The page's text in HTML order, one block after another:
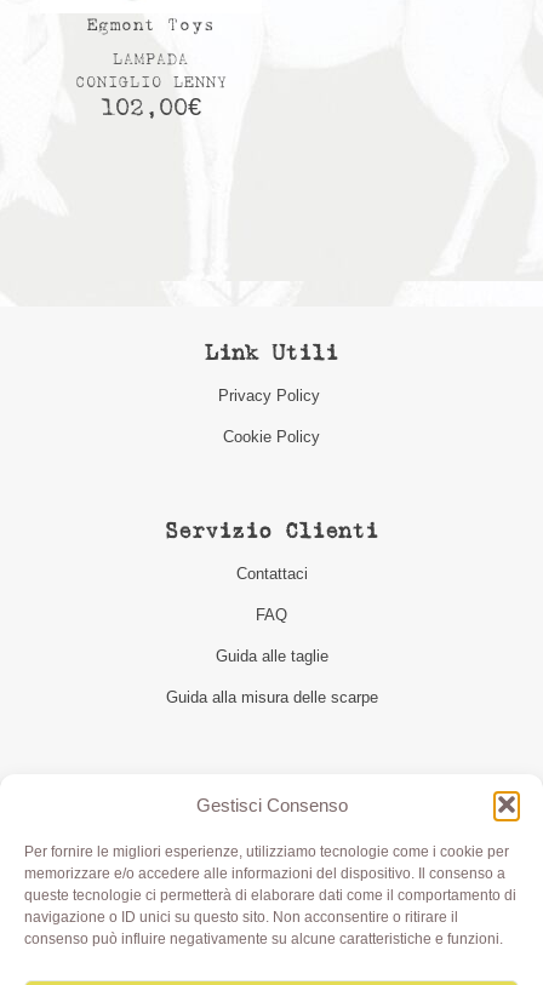
Gestisci Consenso
Per fornire le migliori esperienze, utilizziamo tecnologie come i cookie per
memorizzare e/o accedere alle informazioni del dispositivo. Il consenso a
queste tecnologie ci permetterà di elaborare dati come il comportamento di
navigazione o ID unici su questo sito. Non acconsentire o ritirare il
consenso può influire negativamente su alcune caratteristiche e funzioni.
Egmont Toys
LAMPADA
CONIGLIO LENNY
102,00€
Link Utili
Privacy Policy
Cookie Policy
Servizio Clienti
Contattaci
FAQ
Guida alle taglie
Guida alla misura delle scarpe
Seguici